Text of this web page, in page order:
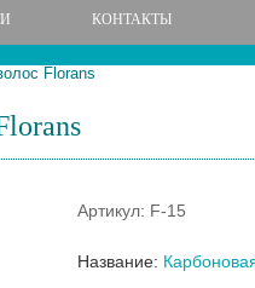
КОНТАКТЫ
Florans
Артикул: F-15
Название: